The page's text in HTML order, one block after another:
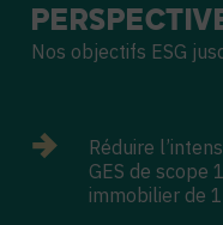
Nos objectifs ESG
Réduire
GES de scope
immobilier de